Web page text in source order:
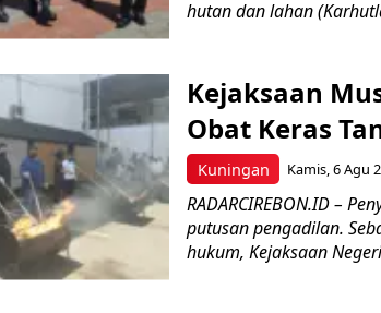
hutan dan lahan
Kuningan
Kejaksaan
Obat Keras
Kamis, 6 Agu
RADARCIREBON.ID –
putusan pengadilan.
hukum, Kejaksaan